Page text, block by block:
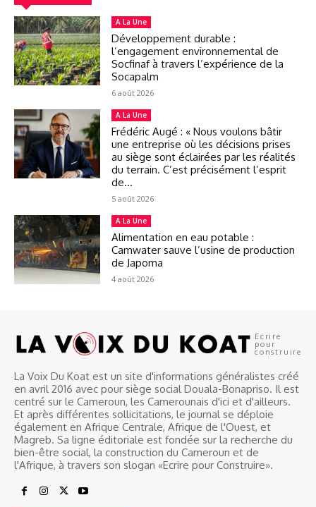
A La Une
Développement durable :
l’engagement environnemental de
Socfinaf à travers l’expérience de la
Socapalm
6 août 2026
A La Une
Frédéric Augé : « Nous voulons bâtir
une entreprise où les décisions prises
au siège sont éclairées par les réalités
du terrain. C’est précisément l’esprit
de...
5 août 2026
A La Une
Alimentation en eau potable :
Camwater sauve l’usine de production
de Japoma
4 août 2026
Ecrire
pour
construire
La Voix Du Koat est un site d'informations généralistes créé
en avril 2016 avec pour siège social Douala-Bonapriso. Il est
centré sur le Cameroun, les Camerounais d'ici et d'ailleurs.
Et après différentes sollicitations, le journal se déploie
également en Afrique Centrale, Afrique de l'Ouest, et
Magreb. Sa ligne éditoriale est fondée sur la recherche du
bien-être social, la construction du Cameroun et de
l'Afrique, à travers son slogan «Ecrire pour Construire».